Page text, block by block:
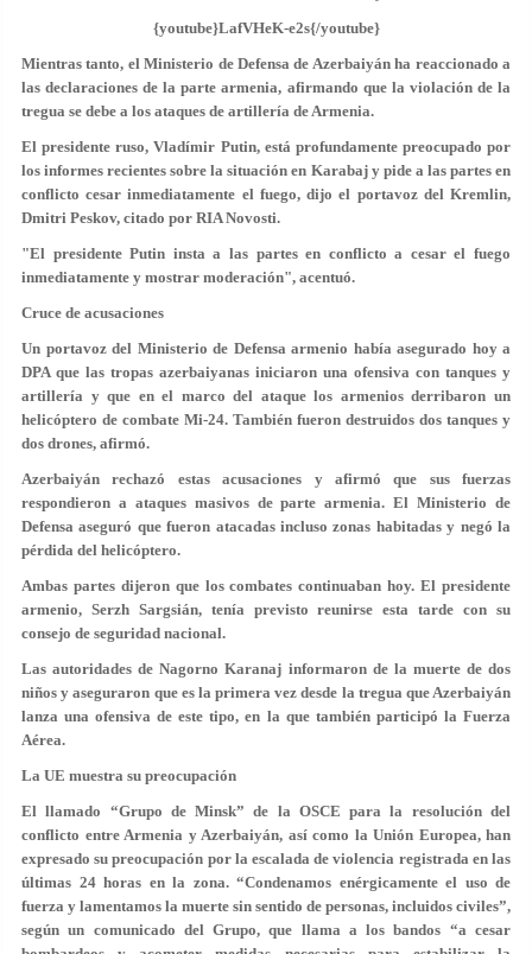
{youtube}LafVHeK-e2s{/youtube}
Mientras tanto, el Ministerio de Defensa de Azerbaiyán ha reaccionado a
las declaraciones de la parte armenia, afirmando que la violación de la
tregua se debe a los ataques de artillería de Armenia.
El presidente ruso, Vladímir Putin, está profundamente preocupado por
los informes recientes sobre la situación en Karabaj y pide a las partes en
conflicto cesar inmediatamente el fuego, dijo el portavoz del Kremlin,
Dmitri Peskov, citado por RIA Novosti.
"El presidente Putin insta a las partes en conflicto a cesar el fuego
inmediatamente y mostrar moderación", acentuó.
Cruce de acusaciones
Un portavoz del Ministerio de Defensa armenio había asegurado hoy a
DPA que las tropas azerbaiyanas iniciaron una ofensiva con tanques y
artillería y que en el marco del ataque los armenios derribaron un
helicóptero de combate Mi-24. También fueron destruidos dos tanques y
dos drones, afirmó.
Azerbaiyán rechazó estas acusaciones y afirmó que sus fuerzas
respondieron a ataques masivos de parte armenia. El Ministerio de
Defensa aseguró que fueron atacadas incluso zonas habitadas y negó la
pérdida del helicóptero.
Ambas partes dijeron que los combates continuaban hoy. El presidente
armenio, Serzh Sargsián, tenía previsto reunirse esta tarde con su
consejo de seguridad nacional.
Las autoridades de Nagorno Karanaj informaron de la muerte de dos
niñosy aseguraron que es la primera vez desde la tregua que Azerbaiyán
lanza una ofensiva de este tipo, en la que también participó la Fuerza
Aérea.
La UE muestra su preocupación
El llamado “Grupo de Minsk” de la OSCE para la resolución del
conflicto entre Armenia y Azerbaiyán, así como la Unión Europea, han
expresado su preocupación por la escalada de violencia registrada en las
últimas 24 horas en la zona. “Condenamos enérgicamente el uso de
fuerza y lamentamos la muerte sin sentido de personas, incluidos civiles”,
según un comunicado del Grupo, que llama a los bandos “a cesar